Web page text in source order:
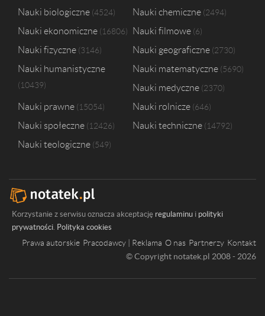
Nauki biologiczne 4524 Nauki chemiczne 2494
Nauki ekonomiczne 16806 Nauki filmowe 6
Nauki fizyczne 3146 Nauki geograficzne 2730
Nauki humanistyczne
10439
Nauki matematyczne 5690
Nauki medyczne 2370
Nauki prawne 15054 Nauki rolnicze 646
Nauki społeczne 12426 Nauki techniczne 14792
Nauki teologiczne 549
Korzystanie z serwisu oznacza akceptację regulaminu i polityki
prywatności. Polityka cookies
Prawa autorskie Pracodawcy | Reklama O nas Partnerzy Kontakt
© Copyright notatek.pl 2008 - 2026